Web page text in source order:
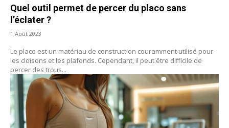
Quel outil permet de percer du placo sans
l’éclater ?
1 Août 2023
Le placo est un matériau de construction couramment utilisé pour
les cloisons et les plafonds. Cependant, il peut être difficile de
percer des trous...